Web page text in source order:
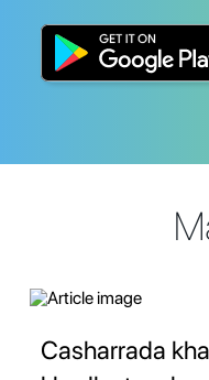
Casharrada